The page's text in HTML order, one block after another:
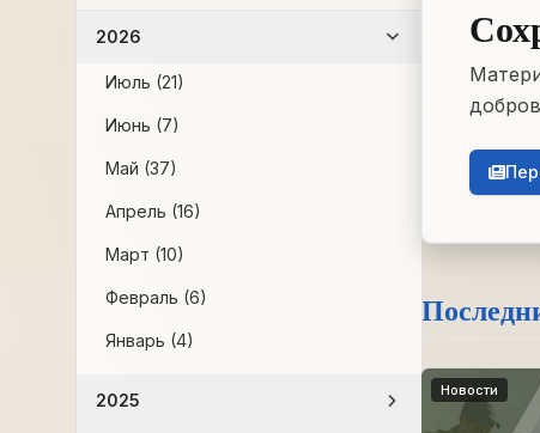
2026
Июль (21)
Июнь (7)
Май (37)
Апрель (16)
Март (10)
Февраль (6)
Январь (4)
2025 Новости